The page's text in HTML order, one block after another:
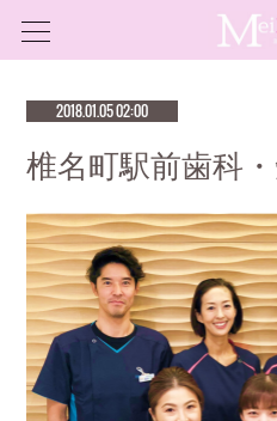
2018.01.05 02:00
椎名町駅前歯科